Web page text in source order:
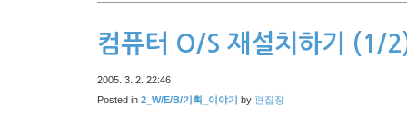
컴퓨터 O/S 재설치하기 (1/
2005. 3. 2. 22:46
Posted in 2_W/E/B/기획_이야기 by 편집장